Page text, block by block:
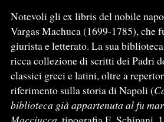
Notevoli gli ex libris del nobile
Vargas Machuca (1699-1785), che
giurista e letterato. La sua
ricca collezione di scritti dei Padri
classici greci e latini, oltre a
riferimento sulla storia di Napoli (
biblioteca già appartenuta al fu